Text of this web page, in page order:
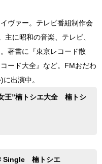
ヴァー。テレビ番組制作会
に昭和の音楽、テレビ、
著書に『東京レコード散
ード大全』など。FMおだわ
出演中。
王”楠トシエ大全 楠トシ
Single 楠トシエ